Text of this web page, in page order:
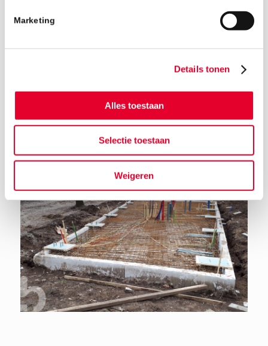
Marketing
Details tonen
Alles toestaan
Selectie toestaan
Weigeren